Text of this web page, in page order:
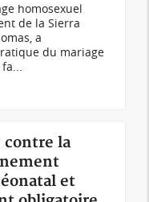
homosexuel
de la Sierra
a
du mariage
la
et